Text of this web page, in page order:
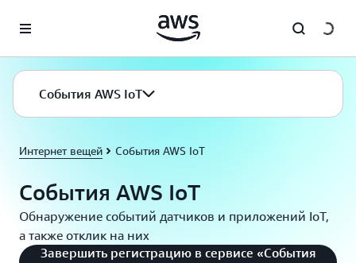
Перейти к главному контенту
События AWS IoT
Интернет вещей События AWS IoT
События AWS IoT
Обнаружение событий датчиков и приложений IoT,
а также отклик на них
Завершить регистрацию в сервисе «События